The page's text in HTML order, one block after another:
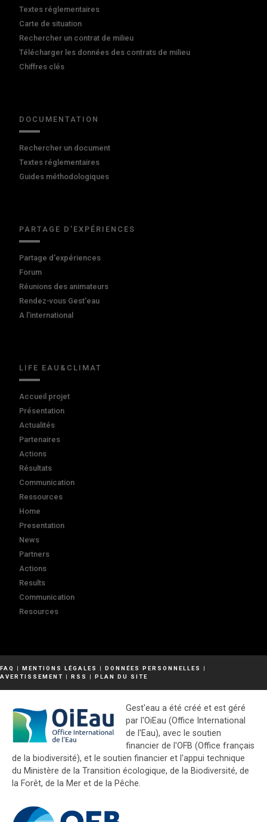
Textes réglementaires
Carte de situation
Rechercher un contrat de milieu
Télécharger les données des contrats de milieu
Chiffres clés
DOCUMENTATION
Rechercher un document
Textes réglementaires
Guides méthodologiques
PARTAGE D'EXPÉRIENCES
Partage d'expériences
Forum
Réunions des animateurs
Rendez-vous Gest'eau
A l'international
LIFE EAU&CLIMAT
Accueil projet
Présentation
Actualités
Partenaires
Actions
Résultats
Communication
Ressources
Home
Presentation
News
Partners
Actions
Results
Communication
Resources
FAQ | MENTIONS LÉGALES | DONNÉES PERSONNELLES
|
AVERTISSEMENT | RSS | PLAN DU SITE
Gest'eau a été créé et est géré
par l'OiEau (Office International
de l'Eau), avec le soutien
financier de l'OFB (Office français
de la biodiversité), et le soutien financier et l'appui technique
du Ministère de la Transition écologique, de la Biodiversité, de
la Forêt, de la Mer et de la Pêche.